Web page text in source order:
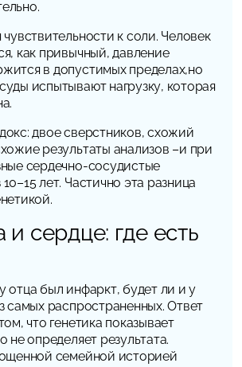
к соли. Человек
как привычный, давление
в допустимых пределах,но
испытывают нагрузку, которая
двое сверстников, схожий
результаты анализов –и при
сердечно-сосудистые
лет. Частично эта разница
и сердце: где есть
отца был инфаркт, будет ли и у
самых распространенных. Ответ
что генетика показывает
не определяет результата.
семейной историей